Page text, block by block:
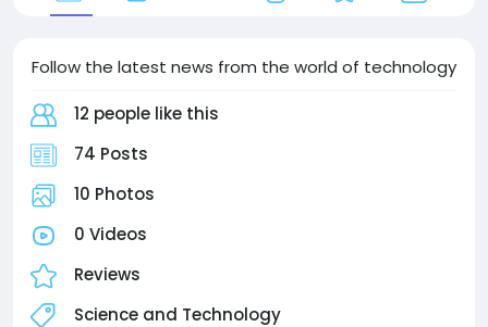
Follow the latest news from the world of technology
12 people like this
74 Posts
10 Photos
0 Videos
Reviews
Science and Technology